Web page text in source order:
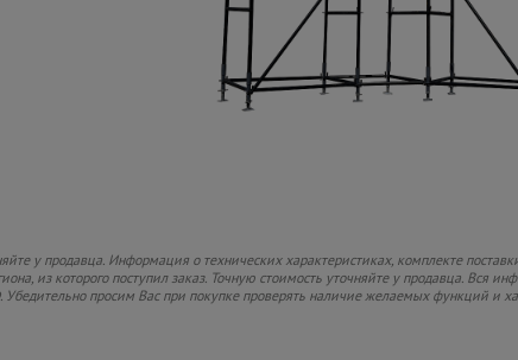
у продавца. Информация о технических характеристиках, комплекте
из которого поступил заказ. Точную стоимость уточняйте у продавца. Вся
Убедительно просим Вас при покупке проверять наличие желаемых функций и